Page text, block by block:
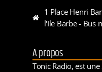
1 Place Henri
l'Ile Barbe - Bus
A propos
Tonic Radio, est